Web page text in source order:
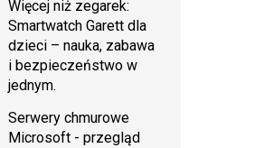
Więcej niż zegarek:
Smartwatch Garett dla
dzieci – nauka, zabawa
i bezpieczeństwo w
jednym.
Serwery chmurowe
Microsoft - przegląd